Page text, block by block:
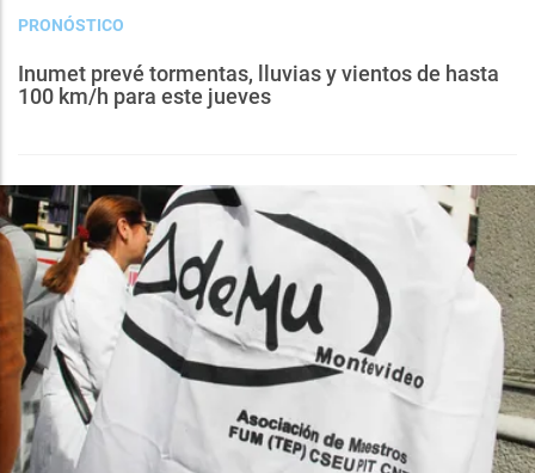
PRONÓSTICO
Inumet prevé tormentas, lluvias y vientos de hasta
100 km/h para este jueves